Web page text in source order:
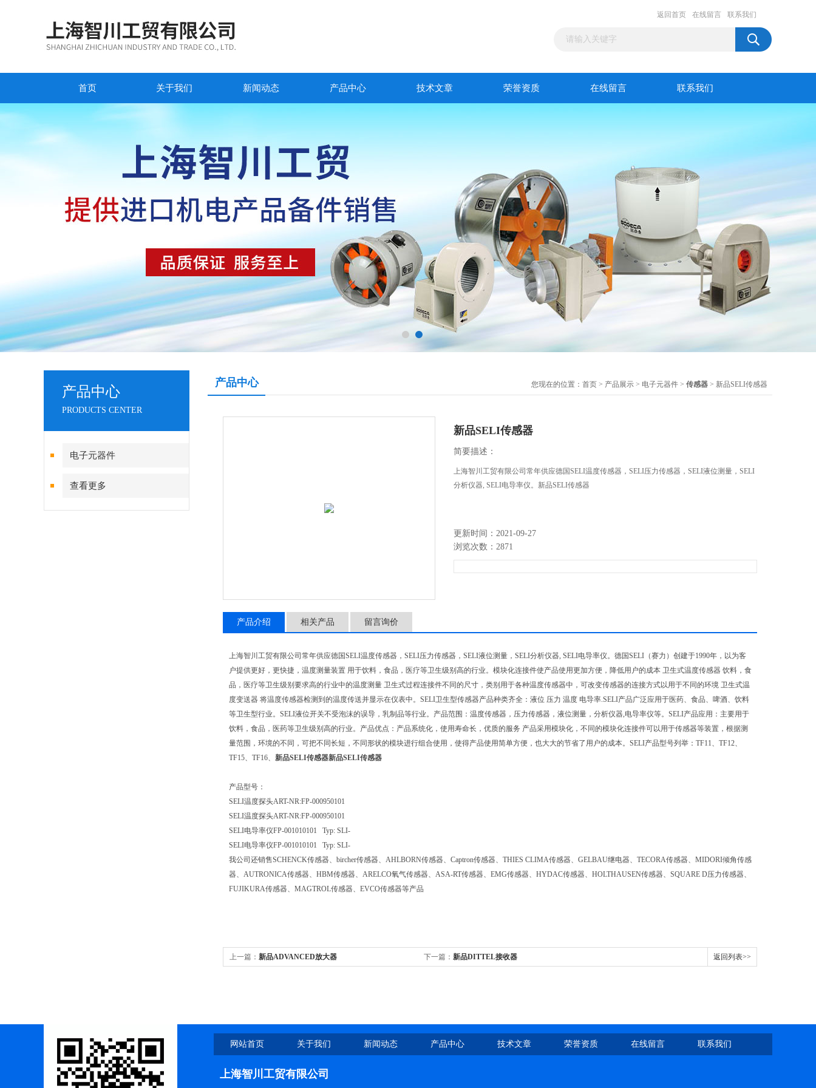
返回首页 在线留言 联系我们
首页 关于我们 新闻动态 产品中心 技术文章 荣誉资质 在线留言 联系我们
产品中心
PRODUCTS CENTER
电子元器件
查看更多
产品中心 您现在的位置： 首页 > 产品展示 > 电子元器件 > 传感器 > 新品SELI传感器
新品SELI传感器
简要描述：
上海智川工贸有限公司常年供应德国SELI温度传感器，SELI压力传感器，SELI液位测量，SELI
分析仪器, SELI电导率仪。新品SELI传感器
更新时间：2021-09-27
浏览次数：2871
产品介绍 相关产品 留言询价
上海智川工贸有限公司常年供应德国SELI温度传感器，SELI压力传感器，SELI液位测量，SELI分析仪器, SELI电导率仪。德国SELI（赛力）创建于1990年，以为客
户提供更好，更快捷，温度测量装置 用于饮料，食品，医疗等卫生级别高的行业。模块化连接件使产品使用更加方便，降低用户的成本 卫生式温度传感器 饮料，食
品，医疗等卫生级别要求高的行业中的温度测量 卫生式过程连接件不同的尺寸，类别用于各种温度传感器中，可改变传感器的连接方式以用于不同的环境 卫生式温
度变送器 将温度传感器检测到的温度传送并显示在仪表中。SELI卫生型传感器产品种类齐全：液位 压力 温度 电导率.SELI产品广泛应用于医药、食品、啤酒、饮料
等卫生型行业。SELI液位开关不受泡沫的误导，乳制品等行业。产品范围：温度传感器，压力传感器，液位测量，分析仪器,电导率仪等。SELI产品应用：主要用于
饮料，食品，医药等卫生级别高的行业。产品优点：产品系统化，使用寿命长，优质的服务 产品采用模块化，不同的模块化连接件可以用于传感器等装置，根据测
量范围，环境的不同，可把不同长短，不同形状的模块进行组合使用，使得产品使用简单方便，也大大的节省了用户的成本。SELI产品型号列举：TF11、TF12、
TF15、TF16、 新品SELI传感器新品SELI传感器
产品型号：
SELI温度探头ART-NR:FP-000950101
SELI温度探头ART-NR:FP-000950101
SELI电导率仪FP-001010101 Typ: SLI-
SELI电导率仪FP-001010101 Typ: SLI-
我公司还销售SCHENCK传感器、bircher传感器、AHLBORN传感器、Captron传感器、THIES CLIMA传感器、GELBAU继电器、TECORA传感器、MIDORI倾角传感
器、AUTRONICA传感器、HBM传感器、ARELCO氧气传感器、ASA-RT传感器、EMG传感器、HYDAC传感器、HOLTHAUSEN传感器、SQUARE D压力传感器、
FUJIKURA传感器、MAGTROL传感器、EVCO传感器等产品
上一篇： 新品ADVANCED放大器 下一篇： 新品DITTEL接收器 返回列表>>
网站首页 关于我们 新闻动态 产品中心 技术文章 荣誉资质 在线留言 联系我们
上海智川工贸有限公司